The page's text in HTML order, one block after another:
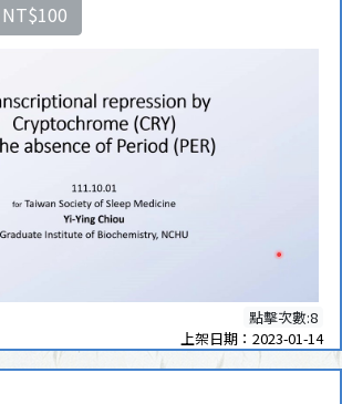
NT$100
點擊次數:8
上架日期：2023-01-14